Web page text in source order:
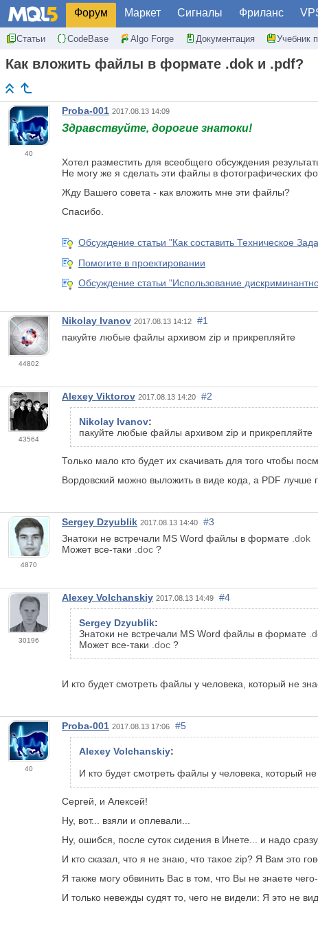
Форум Маркет Сигналы Фриланс
Статьи CodeBase Algo Forge Документация Учебник
Как вложить файлы в формате .dok и .pdf?
40
Proba-001 2017.08.13 14:09
Здравствуйте, дорогие знатоки!
Хотел разместить для всеобщего обсуждения
Не могу же я сделать эти файлы в фотографических
Жду Вашего совета - как вложить мне эти файлы?
Спасибо.
Обсуждение статьи "Как составить Техническое
Помогите в проектировании
Обсуждение статьи "Использование
44802
Nikolay Ivanov 2017.08.13 14:12
#1
пакуйте любые файлы архивом zip и прикрепляйте
43564
Alexey Viktorov 2017.08.13 14:20 #2
Nikolay Ivanov:
пакуйте любые файлы архивом zip и прикрепляйте
Только мало кто будет их скачивать для того чтобы
Вордовский можно выложить в виде кода, а PDF лучше
4870
Sergey Dzyublik 2017.08.13 14:40
#3
Знатоки не встречали MS Word файлы в формате .dok
Может все-таки doс ?
30196
Alexey Volchanskiy 2017.08.13 14:49 #4
Sergey Dzyublik:
Знатоки не встречали MS Word файлы в формате
Может все-таки doс ?
И кто будет смотреть файлы у человека, который не
40
Proba-001 2017.08.13 17:06 #5
Alexey Volchanskiy:
И кто будет смотреть файлы у человека, который не
Сергей, и Алексей!
Ну, вот... взяли и оплевали...
Ну, ошибся, после суток сидения в Инете... и надо
И кто сказал, что я не знаю, что такое zip? Я Вам это
Я также могу обвинить Вас в том, что Вы не знаете
И только невежды судят то, чего не видели: Я это не